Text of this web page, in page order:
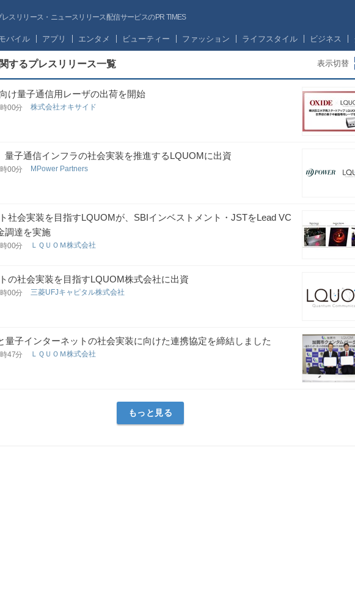
レスリリース・ニュースリリース配信サービスのPR TIMES
バイル アプリ エンタメ ビューティー ファッション ライフスタイル ビジネス
するプレスリリース一覧 表示切替
け量子通信用レーザの出荷を開始
00分 株式会社オキサイド
量子通信インフラの社会実装を推進するLQUOMに出資
00分 MPower Partners
社会実装を目指すLQUOMが、SBIインベストメント・JSTをLead VC
調達を実施
00分 ＬＱＵＯＭ株式会社
の社会実装を目指すLQUOM株式会社に出資
00分 三菱UFJキャピタル株式会社
量子インターネットの社会実装に向けた連携協定を締結しました
47分 ＬＱＵＯＭ株式会社
もっと見る